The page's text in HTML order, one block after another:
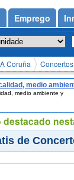
Coruña
medio
medio ambiente y
de
Emprego
destacado